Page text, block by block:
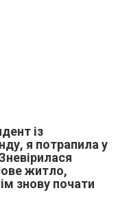
із
я потрапила у
житло,
знову почати